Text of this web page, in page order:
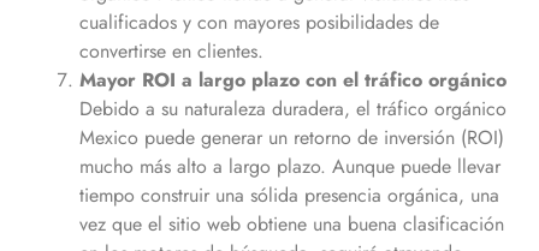
cualificados y con mayores posibilidades de
convertirse en clientes.
Mayor ROI a largo plazo con el tráfico orgánico
Debido a su naturaleza duradera, el tráfico orgánico
Mexico puede generar un retorno de inversión (ROI)
mucho más alto a largo plazo. Aunque puede llevar
tiempo construir una sólida presencia orgánica, una
vez que el sitio web obtiene una buena clasificación